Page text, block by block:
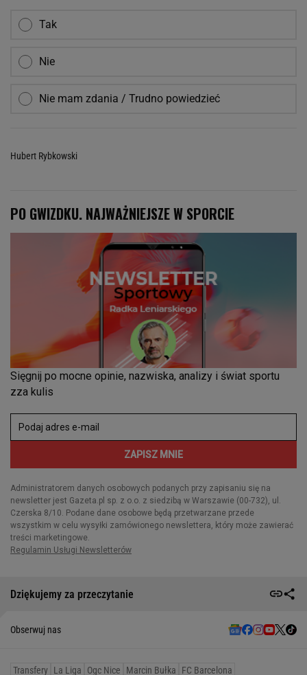
Tak
Nie
Nie mam zdania / Trudno powiedzieć
Hubert Rybkowski
Dziękujemy za przeczytanie
Obserwuj nas
Transfery La Liga Ogc Nice Marcin Bułka
FC Barcelona